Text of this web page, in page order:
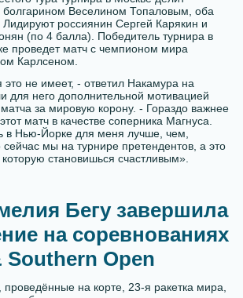
болгарином Веселином Топаловым, оба
россиянин Сергей Карякин и
(по 4 балла). Победитель турнира в
проведет матч с чемпионом мира
Карлсеном.
это не имеет, - ответил Накамура на
для него дополнительной мотивацией
за мировую корону. - Гораздо важнее
матч в качестве соперника Магнуса.
в Нью-Йорке для меня лучше, чем,
мы на турнире претендентов, а это
становишься счастливым».
Бегу завершила
на соревнованиях
Southern Open
проведённые на корте, 23-я ракетка мира,